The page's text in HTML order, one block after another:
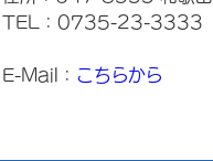
TEL：0735-23-3333
E-Mail： こちらから